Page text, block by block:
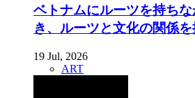
ベトナムにルーツを持ち
き、ルーツと文化の関係
19 Jul, 2026
ART